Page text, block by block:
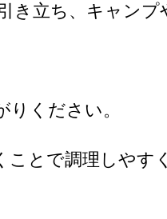
き立ち、キャン
ください。
とで調理しやす